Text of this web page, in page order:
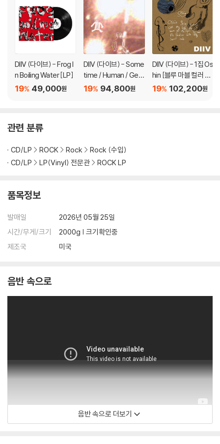
3) 디스크에 미세한 잔 흠집이 남아있거나 인쇄 면이 깨끗하지 않은 경우
가 있으며, 이는 상품의 불량이 아닙니다. 단, 재생에 이상이 있는 경우에는
불량으로 인한 반품/교환이 가능합니다
아래에 해당하는 경우는 불량이 아니므로 개봉 후 반품/교환이 불가합니
1) 컬러 디스크는 웹 이미지와 실제 색상이 차이가 날 수 있습니다.
3) 컬러 디스크는 제작 과정에서 다른 색상 염료가 섞여 얼룩과 번짐, 반점
※ 반품/교환 안내
다.
문의 바랍니다.
2) LP는 잦은 배송 과정에서 재킷에 손상이 발생할 가능성이 높고 재판매
가 어려우므로 신중한 구매를 부탁드립니다.
DIIV (다이브) - Frog I
n Boiling Water [LP]
49,000원
19%
DIIV (다이브) - Some
time / Human / Geis
t [7인치 3 Vinyl]
94,800원
19%
DIIV (다이브) - 1집 Os
hin [블루 마블 컬러 2L
P]
102,200원
19%
관련 분류
CD/LP ROCK Rock
Rock (수입)
CD/LP
LP(Vinyl) 전문관 ROCK LP
품목정보
발매일
2026년 05월 25일
시간/무게/크기
2000g | 크기확인중
제조국
미국
음반 속으로
음반 속으로 더보기